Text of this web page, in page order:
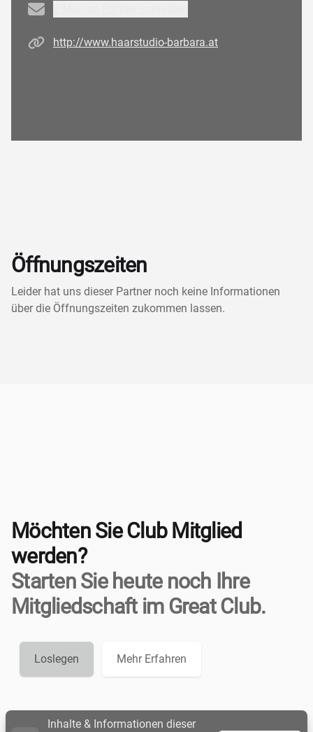
Email
Homepagehttp://www.haarstudio-barbara.at
Öffnungszeiten
Leider hat uns dieser Partner noch keine Informationen
über die Öffnungszeiten zukommen lassen.
Möchten Sie Club Mitglied
werden?
Starten Sie heute noch Ihre
Mitgliedschaft im Great Club.
Loslegen Mehr Erfahren
Inhalte & Informationen dieser